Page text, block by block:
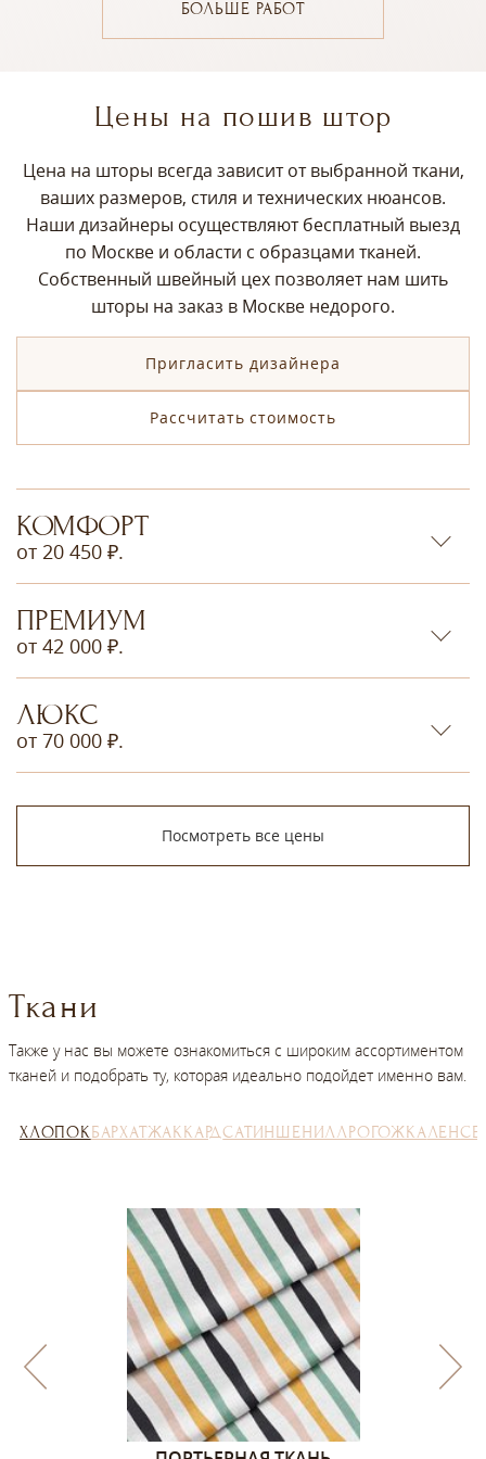
БОЛЬШЕ РАБОТ
Цены на пошив штор
Цена на шторы всегда зависит от выбранной ткани,
ваших размеров, стиля и технических нюансов.
Наши дизайнеры осуществляют бесплатный выезд
по Москве и области с образцами тканей.
Собственный швейный цех позволяет нам шить
шторы на заказ в Москве недорого.
Пригласить дизайнера
Рассчитать стоимость
КОМФОРТ
от 20 450 ₽.
ПРЕМИУМ
от 42 000 ₽.
ЛЮКС
от 70 000 ₽.
Посмотреть все цены
Ткани
Также у нас вы можете ознакомиться с широким ассортиментом
тканей и подобрать ту, которая идеально подойдет именно вам.
ХЛОПОКБАРХАТЖАККАРДСАТИНШЕНИЛЛРОГОЖКАЛЕН